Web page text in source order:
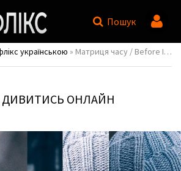
Пошук
українською » Матриця часу / Before I Fall
ДИВИТИСЬ ОНЛАЙН